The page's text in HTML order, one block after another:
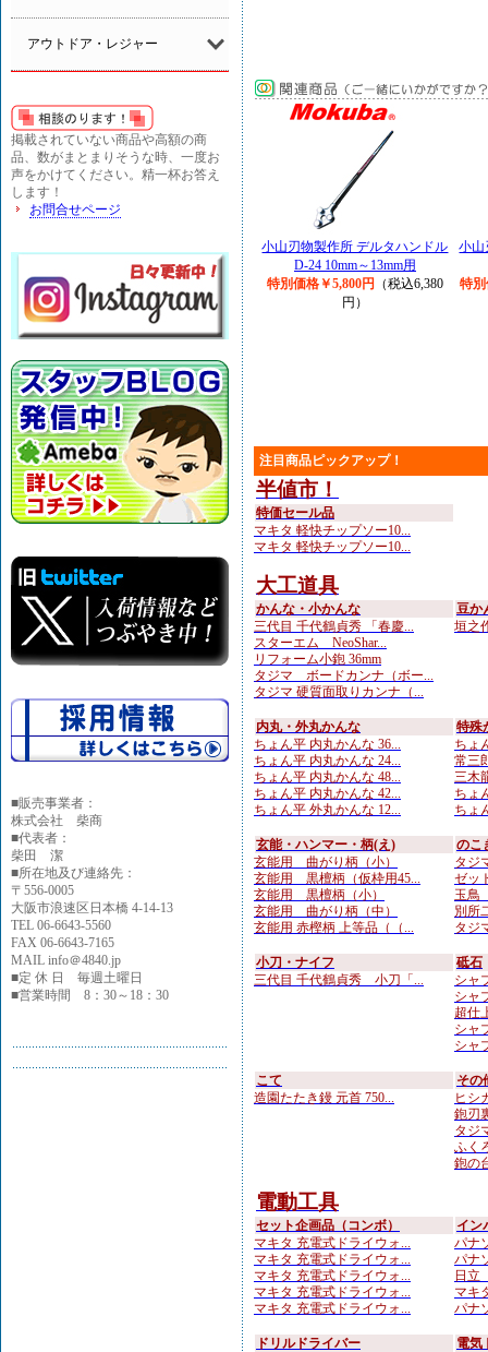
アウトドア・レジャー
掲載されていない商品や高額の商
品、数がまとまりそうな時、一度お
声をかけてください。精一杯お答え
します！
お問合せページ
■販売事業者：
株式会社 柴商
■代表者：
柴田 潔
■所在地及び連絡先：
〒556-0005
大阪市浪速区日本橋 4-14-13
TEL 06-6643-5560
FAX 06-6643-7165
MAIL info＠4840.jp
■定 休 日 毎週土曜日
■営業時間 8：30～18：30
小山刃物製作所 デルタハンドル
D-24 10mm～13mm用
特別価格￥5,800円
（税込6,380
円）
小山
特別
注目商品ピックアップ！
半値市！
特価セール品
マキタ 軽快チップソー10...
マキタ 軽快チップソー10...
大工道具
かんな・小かんな
三代目 千代鶴貞秀 「春慶...
スターエム NeoShar...
リフォーム小鉋 36mm
タジマ ボードカンナ（ボー...
タジマ 硬質面取りカンナ（...
豆か
垣之
内丸・外丸かんな
ちょん平 内丸かんな 36...
ちょん平 内丸かんな 24...
ちょん平 内丸かんな 48...
ちょん平 内丸かんな 42...
ちょん平 外丸かんな 12...
特殊
ちょ
常三
三木
ちょ
ちょ
玄能・ハンマー・柄(え)
玄能用 曲がり柄（小）
玄能用 黒檀柄（仮枠用45...
玄能用 黒檀柄（小）
玄能用 曲がり柄（中）
玄能用 赤樫柄 上等品（（...
のこ
タジ
ゼッ
玉鳥
別所
タジ
小刀・ナイフ
三代目 千代鶴貞秀 小刀「...
砥石
シャ
シャ
超仕
シャ
シャ
こて
造園たたき鏝 元首 750...
その
ヒシ
鉋刃
タジ
ふく
鉋の
電動工具
セット企画品（コンボ）
マキタ 充電式ドライウォ...
マキタ 充電式ドライウォ...
マキタ 充電式ドライウォ...
マキタ 充電式ドライウォ...
マキタ 充電式ドライウォ...
イン
パナ
パナ
日立
マキ
パナ
ドリルドライバー
電気